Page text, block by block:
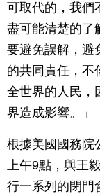
可取代的，我們
盡可能清楚的了
要避免誤解，避
的共同責任，不
全世界的人民，
界造成影響。」
根據美國國務院
上午9點，與王
行一系列的閉門